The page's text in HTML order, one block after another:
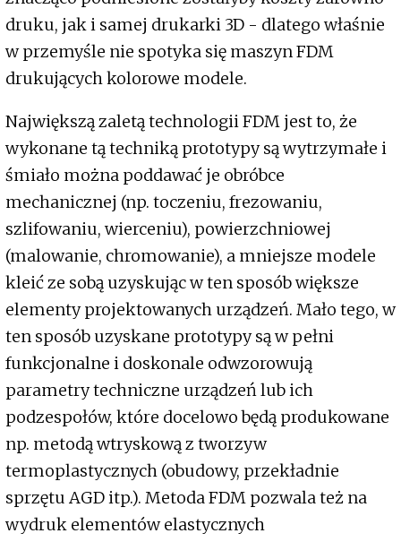
druku, jak i samej drukarki 3D - dlatego właśnie
w przemyśle nie spotyka się maszyn FDM
drukujących kolorowe modele.
Największą zaletą technologii FDM jest to, że
wykonane tą techniką prototypy są wytrzymałe i
śmiało można poddawać je obróbce
mechanicznej (np. toczeniu, frezowaniu,
szlifowaniu, wierceniu), powierzchniowej
(malowanie, chromowanie), a mniejsze modele
kleić ze sobą uzyskując w ten sposób większe
elementy projektowanych urządzeń. Mało tego, w
ten sposób uzyskane prototypy są w pełni
funkcjonalne i doskonale odwzorowują
parametry techniczne urządzeń lub ich
podzespołów, które docelowo będą produkowane
np. metodą wtryskową z tworzyw
termoplastycznych (obudowy, przekładnie
sprzętu AGD itp.). Metoda FDM pozwala też na
wydruk elementów elastycznych